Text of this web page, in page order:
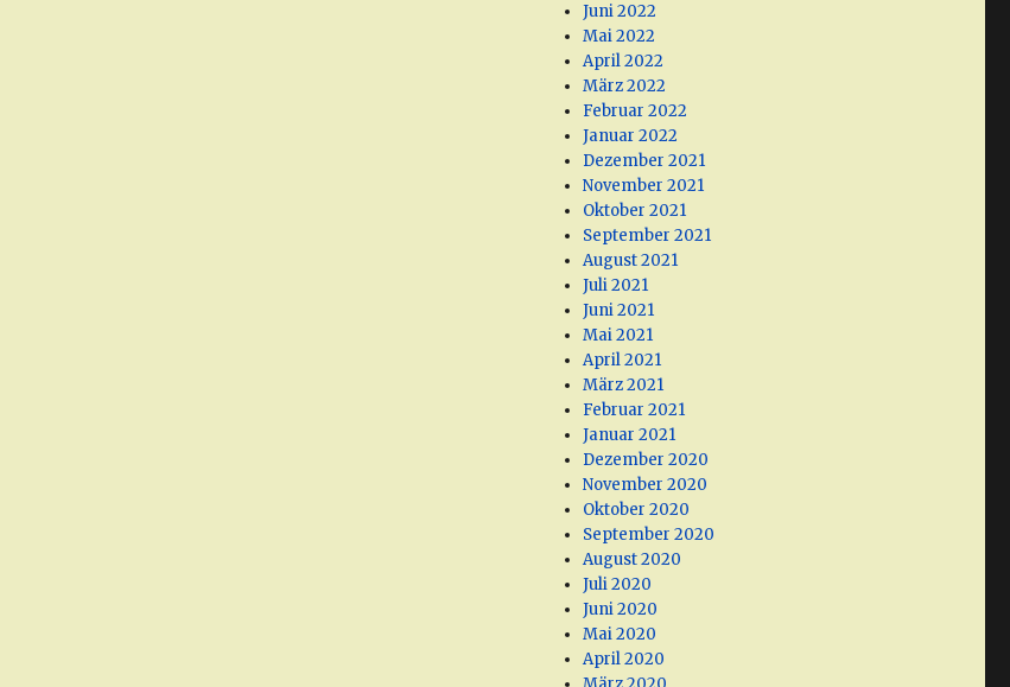
Juni 2022
Mai 2022
April 2022
März 2022
Februar 2022
Januar 2022
Dezember 2021
November 2021
Oktober 2021
September 2021
August 2021
Juli 2021
Juni 2021
Mai 2021
April 2021
März 2021
Februar 2021
Januar 2021
Dezember 2020
November 2020
Oktober 2020
September 2020
August 2020
Juli 2020
Juni 2020
Mai 2020
April 2020